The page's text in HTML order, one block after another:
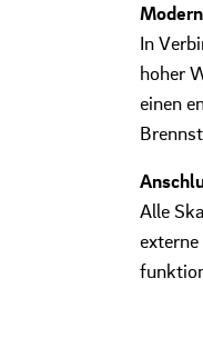
In
hoher
einen
Alle